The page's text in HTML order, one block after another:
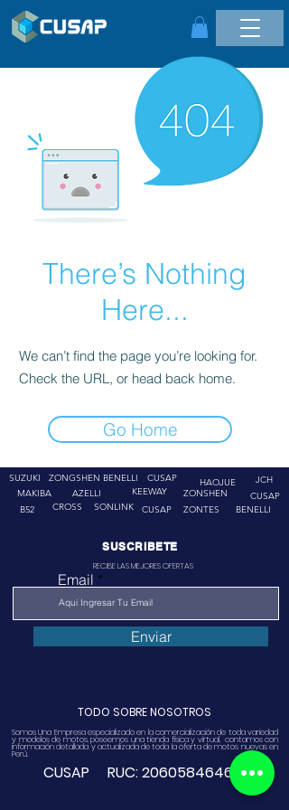
There’s Nothing
Here...
We can’t find the page you’re looking for.
Check the URL, or head back home.
Go Home
SUZUKI
ZONGSHEN
MAKIBA
AZELLI
BENELLI
CUSAP
KEEWAY
B52
CROSS SONLINK CUSAP
HAOJUE
JCH
ZONSHEN
ZONTES
CUSAP
BENELLI
SUSCRIBETE
RECIBE LAS MEJORES OFERTAS
Email
Enviar
TODO SOBRE NOSOTROS
Somos Una Empresa especializado en la comercialización de toda variedad
y modelos de motos, poseemos una tienda física y virtual. contamos con
información detallada y actualizada de toda la oferta de motos nuevas en
Perú.
CUSAP RUC:20605846468